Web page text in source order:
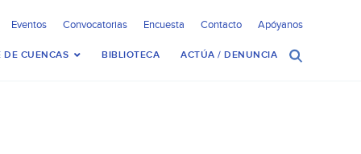
Eventos Convocatorias Encuesta Contacto Apóyanos
DE CUENCAS BIBLIOTECA ACTÚA / DENUNCIA